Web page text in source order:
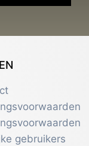
gebruikers